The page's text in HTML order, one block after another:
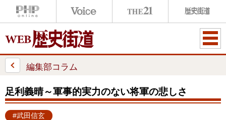
ME
編集部コラム
足利義晴～軍事的実力のない将軍の悲しさ
#武田信玄